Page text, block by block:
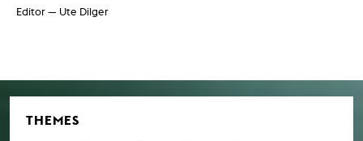
Editor — Ute Dilger
THEMES